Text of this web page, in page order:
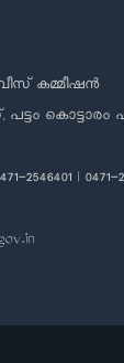
കമ്മീഷൻ
കൊട്ടാരം
2546401 |